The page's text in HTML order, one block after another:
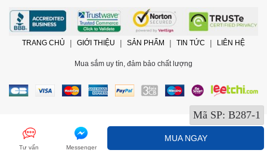
Mã SP: B287-1
TRANG CHỦ GIỚI THIỆU SẢN PHẨM TIN TỨC LIÊN HỆ
Mua sắm uy tín, đảm bảo chất lượng
@2017 Bản quyền thuộc về ChamCham Shop
Cung cấp bởiSapo
Tư vấn Messenger
MUA NGAY